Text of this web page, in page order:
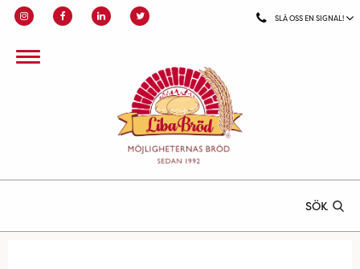
SLÅ OSS EN SIGNAL!
SÖK